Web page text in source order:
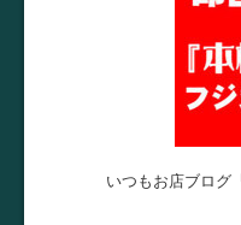
いつもお店ブログ